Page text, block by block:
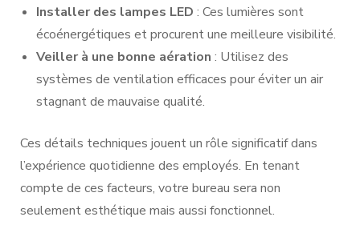
Installer des lampes LED : Ces lumières sont
écoénergétiques et procurent une meilleure visibilité.
Veiller à une bonne aération : Utilisez des
systèmes de ventilation efficaces pour éviter un air
stagnant de mauvaise qualité.
Ces détails techniques jouent un rôle significatif dans
l’expérience quotidienne des employés. En tenant
compte de ces facteurs, votre bureau sera non
seulement esthétique mais aussi fonctionnel.